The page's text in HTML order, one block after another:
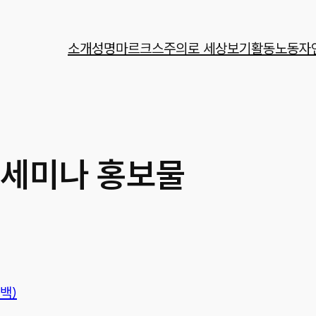
소개성명마르크스주의로 세상보기활동노동자
미나 홍보물
)